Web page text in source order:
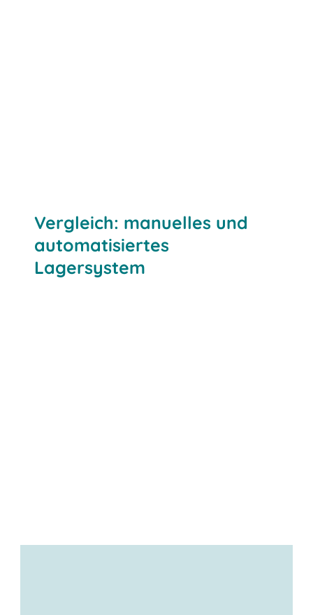
Vergleich: manuelles und
automatisiertes
Lagersystem